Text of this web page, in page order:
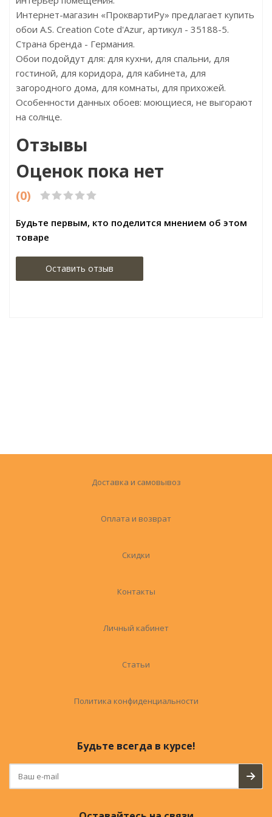
Интернет-магазин «ПроквартиРу» предлагает купить
обои A.S. Creation Cote d'Azur, артикул - 35188-5.
Страна бренда - Германия.
Обои подойдут для: для кухни, для спальни, для
гостиной, для коридора, для кабинета, для
загородного дома, для комнаты, для прихожей.
Особенности данных обоев: моющиеся, не выгорают
на солнце.
Отзывы
Оценок пока нет
(0)
Будьте первым, кто поделится мнением об этом
товаре
Оставить отзыв
Доставка и самовывоз
Оплата и возврат
Скидки
Контакты
Личный кабинет
Статьи
Политика конфиденциальности
Будьте всегда в курсе!